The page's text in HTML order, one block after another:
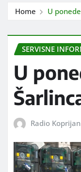
Home U
SERVISNE
U
Radio Koprijan